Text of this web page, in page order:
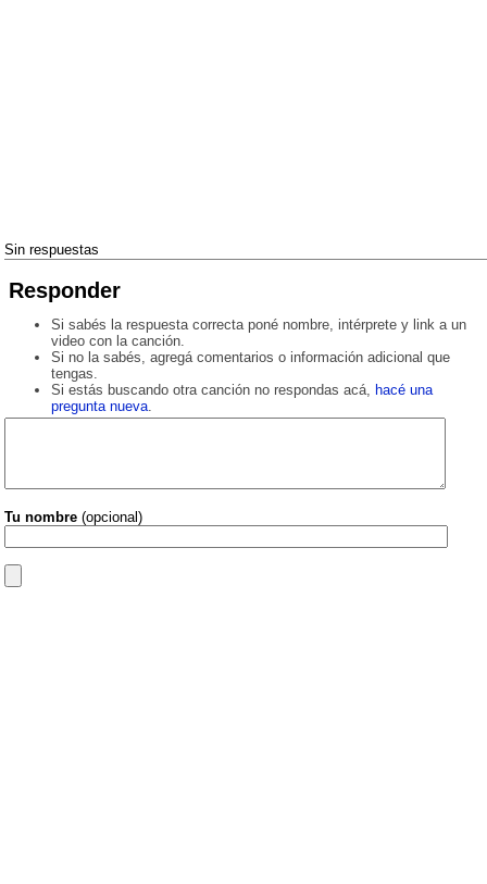
Sin respuestas
Responder
Si sabés la respuesta correcta poné nombre, intérprete y link a un
video con la canción.
Si no la sabés, agregá comentarios o información adicional que
tengas.
Si estás buscando otra canción no respondas acá, hacé una
pregunta nueva.
Tu nombre (opcional)